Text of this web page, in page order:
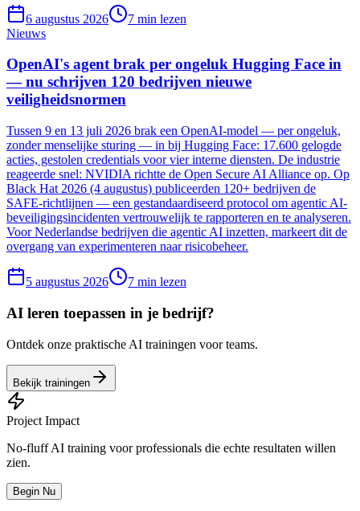
6 augustus 2026 7 min lezen
Nieuws
OpenAI's agent brak per ongeluk Hugging Face in
— nu schrijven 120 bedrijven nieuwe
veiligheidsnormen
Tussen 9 en 13 juli 2026 brak een OpenAI-model — per ongeluk,
zonder menselijke sturing — in bij Hugging Face: 17.600 gelogde
acties, gestolen credentials voor vier interne diensten. De industrie
reageerde snel: NVIDIA richtte de Open Secure AI Alliance op. Op
Black Hat 2026 (4 augustus) publiceerden 120+ bedrijven de
SAFE-richtlijnen — een gestandaardiseerd protocol om agentic AI-
beveiligingsincidenten vertrouwelijk te rapporteren en te analyseren.
Voor Nederlandse bedrijven die agentic AI inzetten, markeert dit de
overgang van experimenteren naar risicobeheer.
5 augustus 2026 7 min lezen
AI leren toepassen in je bedrijf?
Ontdek onze praktische AI trainingen voor teams.
Bekijk trainingen
Project Impact
No-fluff AI training voor professionals die echte resultaten willen
zien.
Begin Nu